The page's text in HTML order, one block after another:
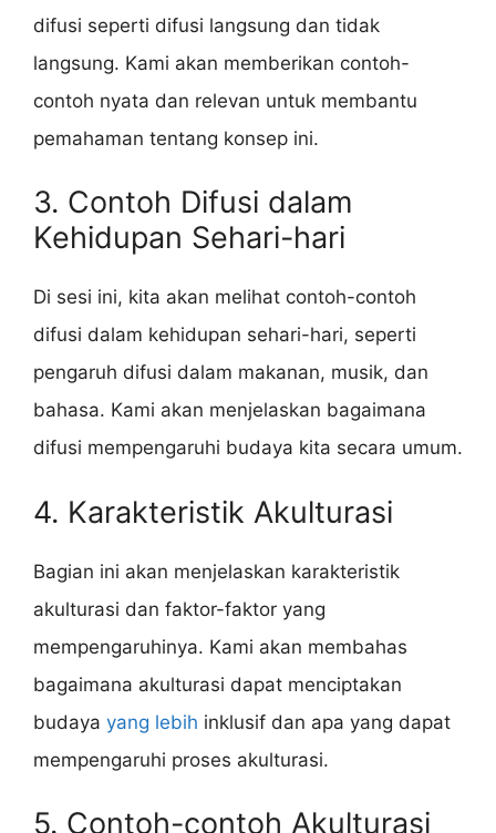
difusi seperti difusi langsung dan tidak
langsung. Kami akan memberikan contoh-
contoh nyata dan relevan untuk membantu
pemahaman tentang konsep ini.
3. Contoh Difusi dalam
Kehidupan Sehari-hari
Di sesi ini, kita akan melihat contoh-contoh
difusi dalam kehidupan sehari-hari, seperti
pengaruh difusi dalam makanan, musik, dan
bahasa. Kami akan menjelaskan bagaimana
difusi mempengaruhi budaya kita secara umum.
4. Karakteristik Akulturasi
Bagian ini akan menjelaskan karakteristik
akulturasi dan faktor-faktor yang
mempengaruhinya. Kami akan membahas
bagaimana akulturasi dapat menciptakan
budaya yang lebih inklusif dan apa yang dapat
mempengaruhi proses akulturasi.
5. Contoh-contoh Akulturasi